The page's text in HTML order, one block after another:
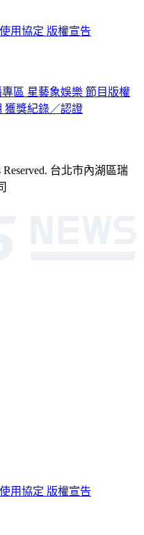
用協定 版權宣告
區 星藝象娛樂 節目版權
獲獎紀錄／認證
台北市內湖區瑞
用協定 版權宣告